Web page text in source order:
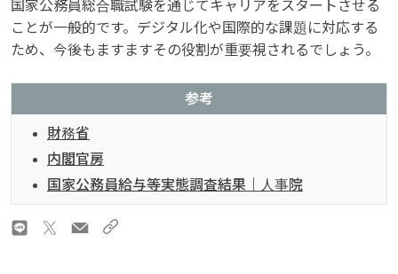
国家公務員総合職試験を通じてキャリアをスタートさせる
ことが一般的です。デジタル化や国際的な課題に対応する
ため、今後もますますその役割が重要視されるでしょう。
参考
財務省
内閣官房
国家公務員給与等実態調査結果｜人事院